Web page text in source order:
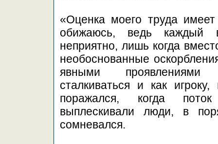
«Оценка моего труда
обижаюсь, ведь каждый
неприятно, лишь когда
необоснованные
явными проявлениями
сталкиваться и как
поражался, когда поток
выплескивали люди, в
сомневался.